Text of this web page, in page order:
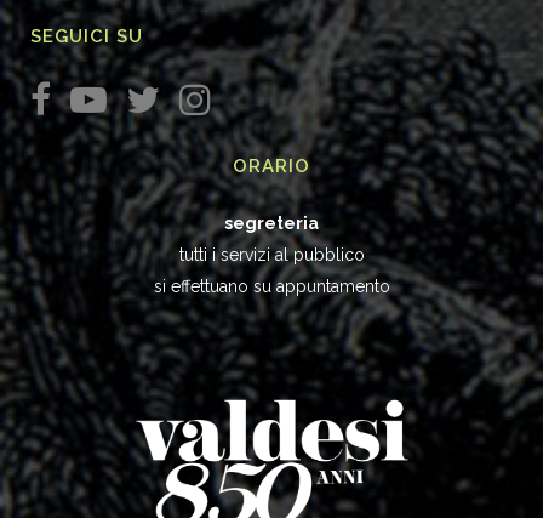
SEGUICI SU
ORARIO
segreteria
tutti i servizi al pubblico
si effettuano su appuntamento